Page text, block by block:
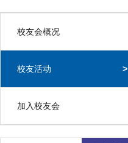
校友会概况
校友活动 >
加入校友会